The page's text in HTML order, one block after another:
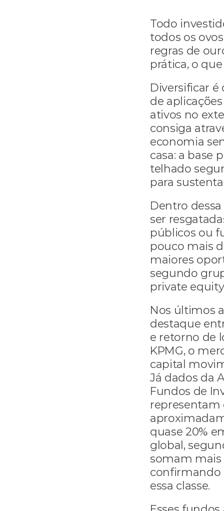
Todo
todos os
regras de
prática, o
Diversificar
de
ativos no
consiga
economia
casa: a base
telhado
para
Dentro
ser
públicos ou
pouco mais
maiores
segundo
private
Nos últimos
destaque
e retorno de
KPMG, o
capital
Já dados da
Fundos de
quase 20%
global,
somam mais
confirmando
essa classe.